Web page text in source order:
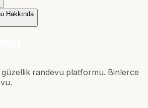
Hakkında
randevu platformu. Binlerce